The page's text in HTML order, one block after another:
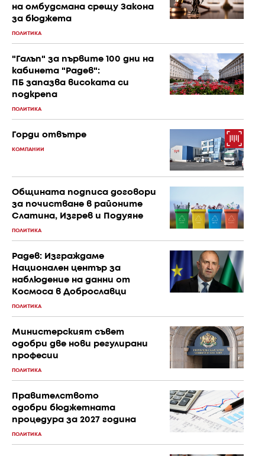
на омбудсмана срещу Закона
за бюджета
ПОЛИТИКА
"Галъп" за първите 100 дни на
кабинета "Радев":
ПБ запазва високата си
подкрепа
ПОЛИТИКА
Горди отвътре
КОМПАНИИ
Общината подписа договори
за почистване в районите
Слатина, Изгрев и Подуяне
ПОЛИТИКА
Радев: Изграждаме
Национален център за
наблюдение на данни от
Космоса в Доброславци
ПОЛИТИКА
Министерският съвет
одобри две нови регулирани
професии
ПОЛИТИКА
Правителството
одобри бюджетната
процедура за 2027 година
ПОЛИТИКА